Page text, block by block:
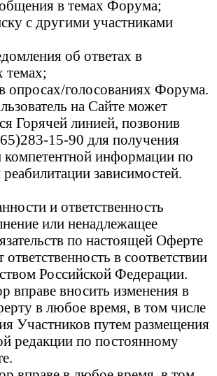
в темах Форума;
с другими участниками
об ответах в
темах;
опросах/голосованиях Форума.
на Сайте может
Горячей линией, позвонив
15-90 для получения
компетентной информации по
зависимостей.
и ответственность
или ненадлежащее
по настоящей Оферте
в соответствии
Российской Федерации.
вправе вносить изменения в
в любое время, в том числе
Участников путем размещения
редакции по постоянному